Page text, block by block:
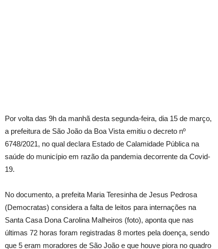
Por volta das 9h da manhã desta segunda-feira, dia 15 de março,
a prefeitura de São João da Boa Vista emitiu o decreto nº
6748/2021, no qual declara Estado de Calamidade Pública na
saúde do município em razão da pandemia decorrente da Covid-
19.
No documento, a prefeita Maria Teresinha de Jesus Pedrosa
(Democratas) considera a falta de leitos para internações na
Santa Casa Dona Carolina Malheiros (foto), aponta que nas
últimas 72 horas foram registradas 8 mortes pela doença, sendo
que 5 eram moradores de São João e que houve piora no quadro